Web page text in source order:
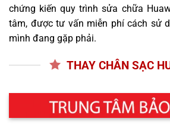
chứng kiến quy trình sửa chữa
tâm, được tư vấn miễn phí cách sử
mình đang gặp phải.
THAY CHÂN SẠC